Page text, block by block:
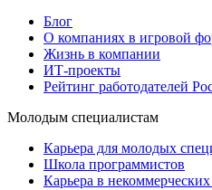
Блог
О компаниях в игровой
Жизнь в компании
ИТ-проекты
Рейтинг работодателей
Молодым специалистам
Карьера для молодых
Школа программистов
Карьера в